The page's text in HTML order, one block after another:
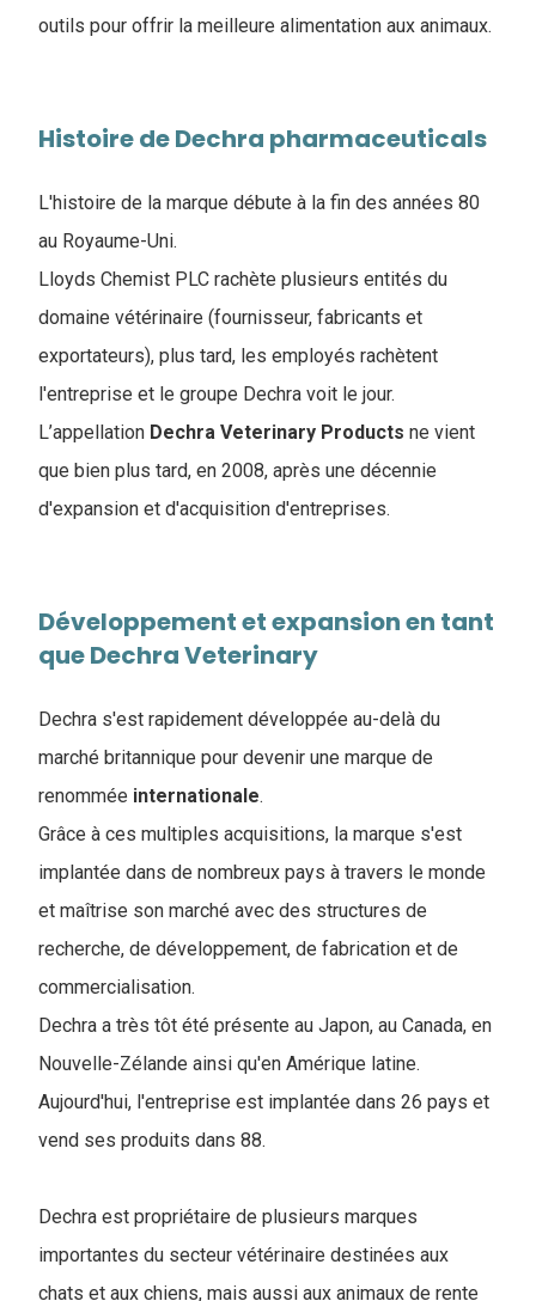
outils pour offrir la meilleure alimentation aux animaux.
Histoire de Dechra pharmaceuticals
L'histoire de la marque débute à la fin des années 80
au Royaume-Uni.
Lloyds Chemist PLC rachète plusieurs entités du
domaine vétérinaire (fournisseur, fabricants et
exportateurs), plus tard, les employés rachètent
l'entreprise et le groupe Dechra voit le jour.
L’appellation Dechra Veterinary Products ne vient
que bien plus tard, en 2008, après une décennie
d'expansion et d'acquisition d'entreprises.
Développement et expansion en tant
que Dechra Veterinary
Dechra s'est rapidement développée au-delà du
marché britannique pour devenir une marque de
renommée internationale.
Grâce à ces multiples acquisitions, la marque s'est
implantée dans de nombreux pays à travers le monde
et maîtrise son marché avec des structures de
recherche, de développement, de fabrication et de
commercialisation.
Dechra a très tôt été présente au Japon, au Canada, en
Nouvelle-Zélande ainsi qu'en Amérique latine.
Aujourd'hui, l'entreprise est implantée dans 26 pays et
vend ses produits dans 88.
Dechra est propriétaire de plusieurs marques
importantes du secteur vétérinaire destinées aux
chats et aux chiens, mais aussi aux animaux de rente